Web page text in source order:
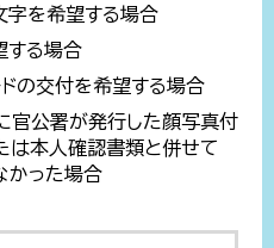
字を希望する場合
する場合
の交付を希望する場合
官公署が発行した顔写真付
は本人確認書類と併せて
かった場合